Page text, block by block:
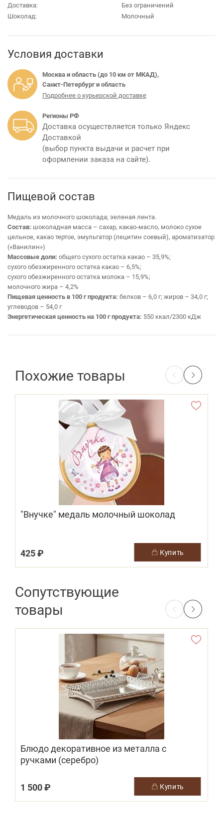
Доставка:
Без ограничений
Шоколад:
Молочный
Условия доставки
Москва и область (до 10 км от МКАД),
Санкт-Петербург и область
Подробнее о курьерской доставке
Регионы РФ
Доставка осуществляется только Яндекс
Доставкой
(выбор пункта выдачи и расчет при
оформлении заказа на сайте).
Пищевой состав
Медаль из молочного шоколада; зеленая лента.
Состав: шоколадная масса – сахар, какао-масло, молоко сухое
цельное, какао тертое, эмульгатор (лецитин соевый), ароматизатор
(«Ванилин»)
Массовые доли: общего сухого остатка какао – 35,9%;
сухого обезжиренного остатка какао – 6,5%;
сухого обезжиренного остатка молока – 15,9%;
молочного жира – 4,2%
Пищевая ценность в 100 г продукта: белков – 6,0 г; жиров – 34,0 г;
углеводов – 54,0 г
Энергетическая ценность на 100 г продукта: 550 ккал/2300 кДж
Похожие товары
"Внучке" медаль молочный шоколад
425 ₽ купить
Сопутствующие
товары
Блюдо декоративное из металла с
ручками (серебро)
1 500 ₽ купить